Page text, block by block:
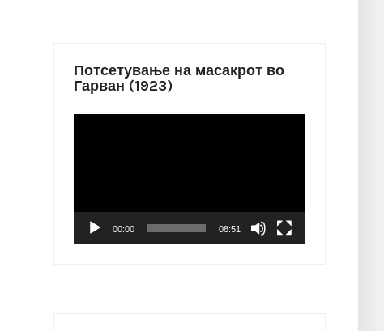
Потсетување на масакрот во
Гарван (1923)
00:00 08:51